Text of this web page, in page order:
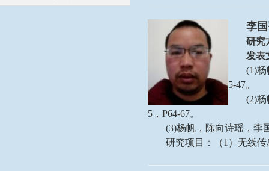
李
研究
发表
(1)
5-47。
(2)
5，P64-67。
(3)杨帆，陈向诗瑶，李
研究项目：（1）无线